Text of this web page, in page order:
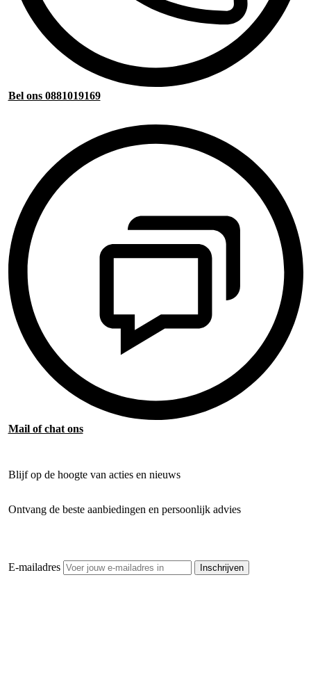
Bel ons 0881019169
Mail of chat ons
Blijf op de hoogte van acties en nieuws
Ontvang de beste aanbiedingen en persoonlijk advies
E-mailadres Inschrijven